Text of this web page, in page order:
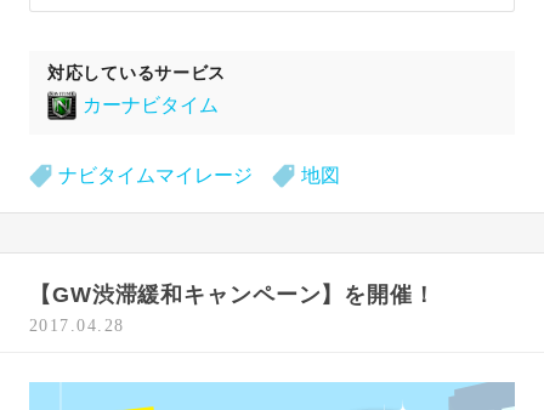
対応しているサービス
カーナビタイム
ナビタイムマイレージ 地図
【GW渋滞緩和キャンペーン】を開催！
2017.04.28